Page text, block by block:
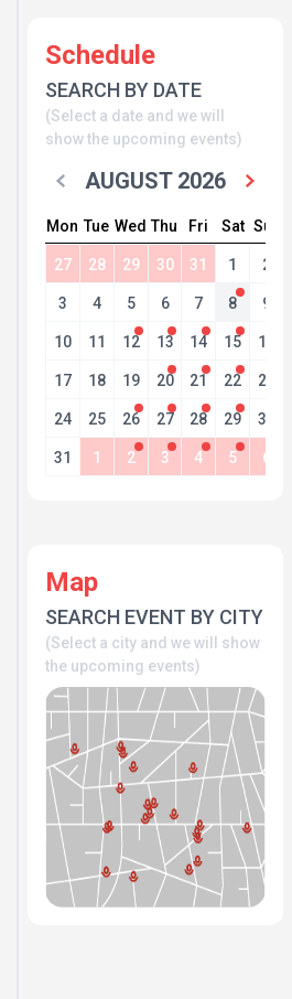
Schedule
SEARCH BY DATE
(Select a date and we will
show the upcoming events)
AUGUST 2026
Mon Tue Wed Thu Fri Sat Sun
27 28 29 30 31 1 2
3 4 5 6 7 8 9
10 11 12 13 14 15 16
17 18 19 20 21 22 23
24 25 26 27 28 29 30
31 1 2 3 4 5 6
Map
SEARCH EVENT BY CITY
(Select a city and we will show
the upcoming events)